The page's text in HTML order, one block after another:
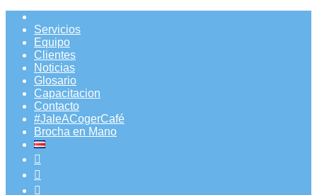
Servicios
Equipo
Clientes
Noticias
Glosario
Capacitacion
Contacto
#JaleACogerCafé
Brocha en Mano